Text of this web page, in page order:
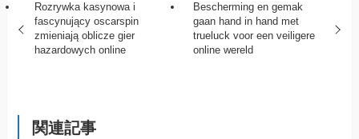
Rozrywka kasynowa i
fascynujący oscarspin
zmieniają oblicze gier
hazardowych online
Bescherming en gemak
gaan hand in hand met
trueluck voor een veiligere
online wereld
関連記事